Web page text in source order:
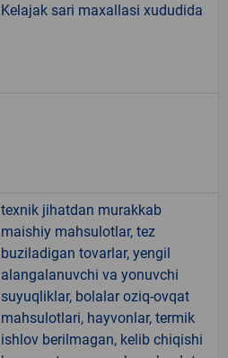
Kelajak sari maxallasi xududida
texnik jihatdan murakkab
maishiy mahsulotlar, tez
buziladigan tovarlar, yengil
alangalanuvchi va yonuvchi
suyuqliklar, bolalar oziq-ovqat
mahsulotlari, hayvonlar, termik
ishlov berilmagan, kelib chiqishi